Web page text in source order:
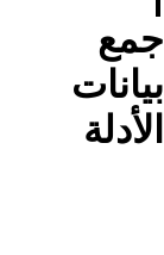
جمع
بيانات
الأدلة